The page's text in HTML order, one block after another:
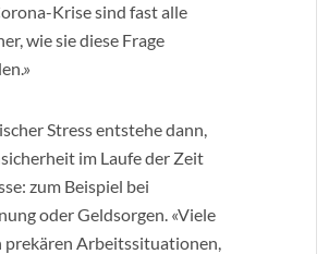
Krise sind fast alle
wie sie diese Frage
Stress entstehe dann,
im Laufe der Zeit
zum Beispiel bei
oder Geldsorgen. «Viele
prekären Arbeitssituationen,